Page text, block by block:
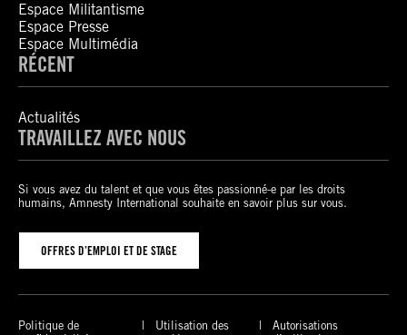
Espace Militantisme
Espace Presse
Espace Multimédia
RÉCENT
Actualités
TRAVAILLEZ AVEC NOUS
Si vous avez du talent et que vous êtes passionné-e par les droits
humains, Amnesty International souhaite en savoir plus sur vous.
OFFRES D’EMPLOI ET DE STAGE
Politique de
Utilisation des
Autorisations